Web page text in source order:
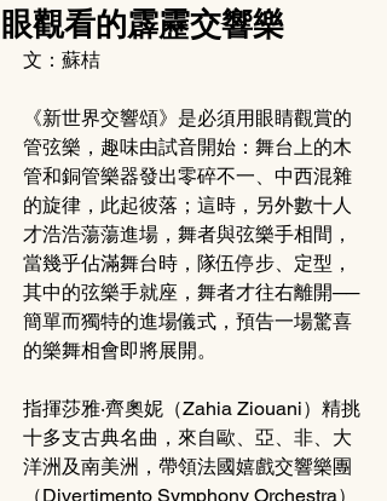
眼觀看的霹靂交響樂
文：蘇桔
《新世界交響頌》是必須用眼睛觀賞的
管弦樂，趣味由試音開始：舞台上的木
管和銅管樂器發出零碎不一、中西混雜
的旋律，此起彼落；這時，另外數十人
才浩浩蕩蕩進場，舞者與弦樂手相間，
當幾乎佔滿舞台時，隊伍停步、定型，
其中的弦樂手就座，舞者才往右離開──
簡單而獨特的進場儀式，預告一場驚喜
的樂舞相會即將展開。
指揮莎雅‧齊奧妮（Zahia Ziouani）精挑
十多支古典名曲，來自歐、亞、非、大
洋洲及南美洲，帶領法國嬉戲交響樂團
（Divertimento Symphony Orchestra）